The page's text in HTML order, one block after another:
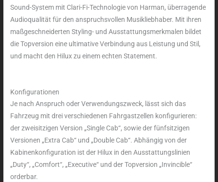
Sound-System mit Clari-Fi-Technologie von Harman, überragende
Audioqualität für den anspruchsvollen Musikliebhaber. Mit ihren
maßgeschneiderten Styling- und Ausstattungsmerkmalen bildet
die Topversion eine ultimative Verbindung aus Leistung und Stil,
und macht den Hilux zu einem echten Statement.
Konfigurationen
Je nach Anspruch oder Verwendungszweck, lässt sich das
Fahrzeug mit drei verschiedenen Fahrgastzellen konfigurieren:
der zweisitzigen Version „Single Cab“, sowie der fünfsitzigen
Versionen „Extra Cab“ und „Double Cab“. Abhängig von der
Kabinenkonfiguration ist der Hilux in den Ausstattungslinien
„Duty“, „Comfort“, „Executive“ und der Topversion „Invincible“
orderbar.